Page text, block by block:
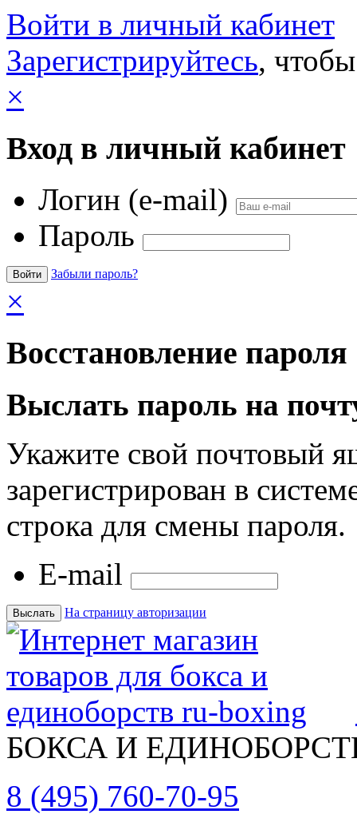
Войти в личный кабинет
Зарегистрируйтесь,
×
Вход в личный кабинет
Логин (e-mail)
Пароль
Забыли пароль?
×
Восстановление пароля
Выслать пароль на
Укажите свой почтовый
зарегистрирован в
строка для смены пароля.
E-mail
На страницу авторизации
БОКСА И
8 (495) 760-70-95